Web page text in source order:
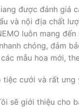
được đánh giá
và nội địa chất
luôn mang
chóng, đảm
mẫu hoa mới,
tiệc cưới và rất ưng
sẽ giới thiệu cho